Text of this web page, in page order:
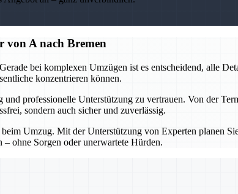
von A nach Bremen
bei komplexen Umzügen ist es entscheidend, alle
konzentrieren können.
professionelle Unterstützung zu vertrauen. Von der
sondern auch sicher und zuverlässig.
Umzug. Mit der Unterstützung von Experten planen
– ohne Sorgen oder unerwartete Hürden.